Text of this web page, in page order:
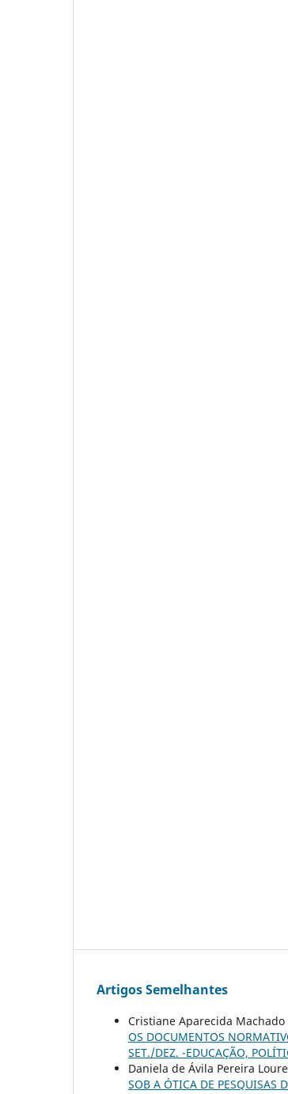
Artigos Semelhantes
Cristiane Aparecida Machado
OS DOCUMENTOS
SET./DEZ. -EDUCAÇÃO,
Daniela de Ávila Pereira
SOB A ÓTICA DE PESQUISAS